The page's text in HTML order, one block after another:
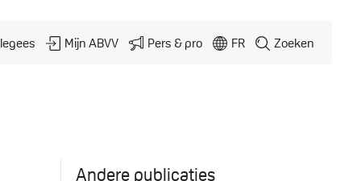
Mijn ABVV Pers & pro FR Zoeken
Andere publicaties